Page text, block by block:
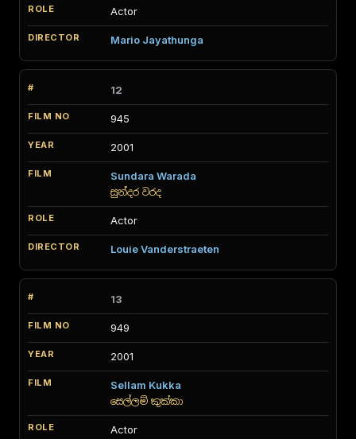
Actor
Mario Jayathunga
12
945
2001
Sundara Warada
සුන්දර වරද
Actor
Louie Vanderstraeten
13
949
2001
Sellam Kukka
සෙල්ලම් කුක්කා
Actor